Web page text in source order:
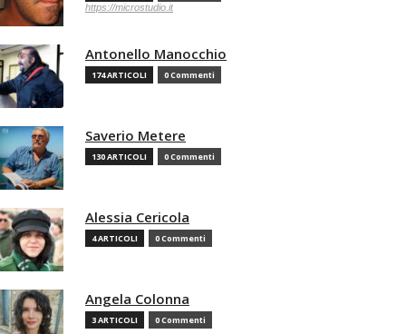
https://microstudio.it
Antonello Manocchio
174 ARTICOLI 0 Commenti
Saverio Metere
130 ARTICOLI 0 Commenti
Alessia Cericola
4 ARTICOLI 0 Commenti
Angela Colonna
3 ARTICOLI 0 Commenti